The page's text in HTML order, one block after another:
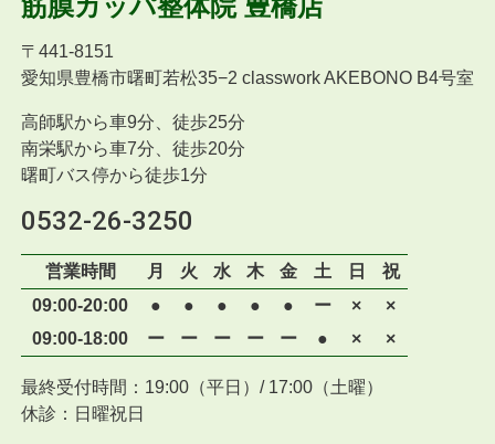
〒 441-8151
愛知県豊橋市曙町若松35−2 classwork AKEBONO B4号室
高師駅から車9分、徒歩25分
南栄駅から車7分、徒歩20分
曙町バス停から徒歩1分
0532-26-3250
営業時間 月 火 水 木 金 土 日
祝
09:00-20:00
● ● ● ● ● ー ×
×
09:00-18:00
ー ー ー ー ー ● × ×
最終受付時間：19:00（平日）/ 17:00（土曜）
休診：日曜祝日